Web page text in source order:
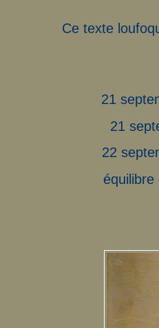
Ce texte
21
21
22